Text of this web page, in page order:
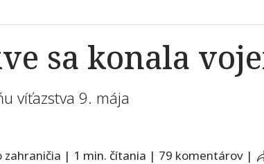
sa konala
víťazstva 9. mája
zahraničia | 1 min. čítania | 79 komentárov |